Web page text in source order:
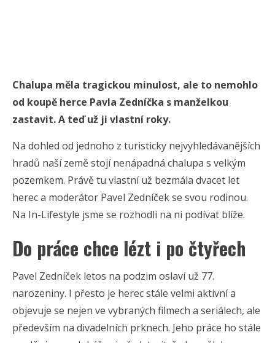
Chalupa měla tragickou minulost, ale to nemohlo
od koupě herce Pavla Zedníčka s manželkou
zastavit. A teď už ji vlastní roky.
Na dohled od jednoho z turisticky nejvyhledávanějších
hradů naší země stojí nenápadná chalupa s velkým
pozemkem. Právě tu vlastní už bezmála dvacet let
herec a moderátor Pavel Zedníček se svou rodinou.
Na In-Lifestyle jsme se rozhodli na ni podívat blíže.
Do práce chce lézt i po čtyřech
Pavel Zedníček letos na podzim oslaví už 77.
narozeniny. I přesto je herec stále velmi aktivní a
objevuje se nejen ve vybraných filmech a seriálech, ale
především na divadelních prknech. Jeho práce ho stále